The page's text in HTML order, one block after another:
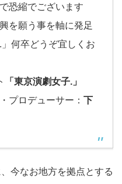
恐縮でございます
を願う事を軸に発足
何卒どうぞ宜しくお
「東京演劇女子.」
プロデューサー： 下
今なお地方を拠点とする